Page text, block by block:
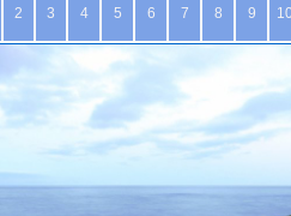
2 3 4 5 6 7 8 9